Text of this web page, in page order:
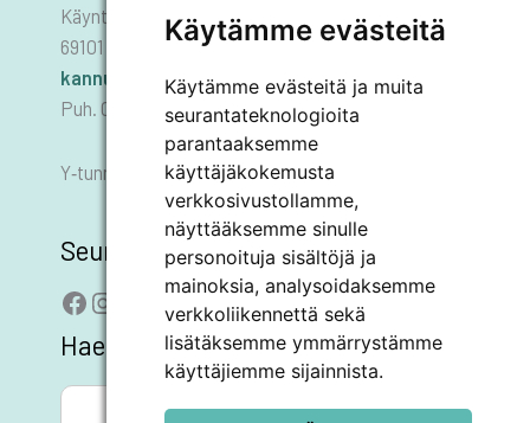
Käytämme evästeitä
Käytämme evästeitä ja muita
seurantateknologioita
parantaaksemme
käyttäjäkokemusta
verkkosivustollamme,
näyttääksemme sinulle
personoituja sisältöjä ja
mainoksia, analysoidaksemme
verkkoliikennettä sekä
lisätäksemme ymmärrystämme
käyttäjiemme sijainnista.
Käyntiosoite: Asematie 1
69101 KANNUS
kannus.kaupunki@kannus.ﬁ
Puh. 06 8745 111
Y‑tunnus 0178455–6
Seuraa meitä
Facebook
Instagram
LinkedIn
YouTube
Hae sivustolta
Search